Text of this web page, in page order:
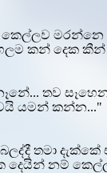
මරන්නෙ
කන් දෙක කීන්
තව
යමන් කන්න..."
තමා දැක්කේ
දෙයින් නම්